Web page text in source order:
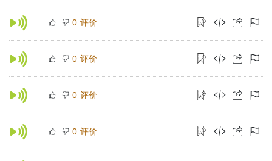
0 评价
0 评价
0 评价
0 评价